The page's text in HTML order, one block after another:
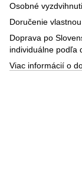
Osobné
Doručenie
Doprava po
individuálne podľa
Viac informácií o